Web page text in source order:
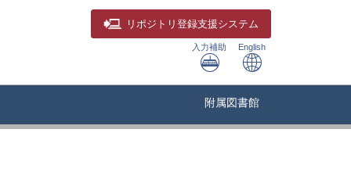
リポジトリ 登録支援システム
入力補助 English
附属図書館